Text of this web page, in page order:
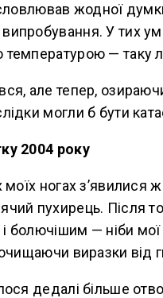
жодної
У тих
— таку
але тепер,
могли б бути
2004 року
моїх ногах з’явилися
пухирець. Після
болючішим — ніби
виразки від
дедалі більше